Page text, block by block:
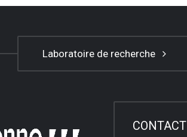
Laboratoire de recherche
CONTACT